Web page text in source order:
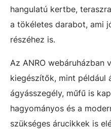
hangulatú kertbe,
a tökéletes darabot, ami
részéhez is.
Az ANRO webáruházban
kiegészítők, mint például
ágyásszegély, műfű is
hagyományos és a
szükséges árucikkek is